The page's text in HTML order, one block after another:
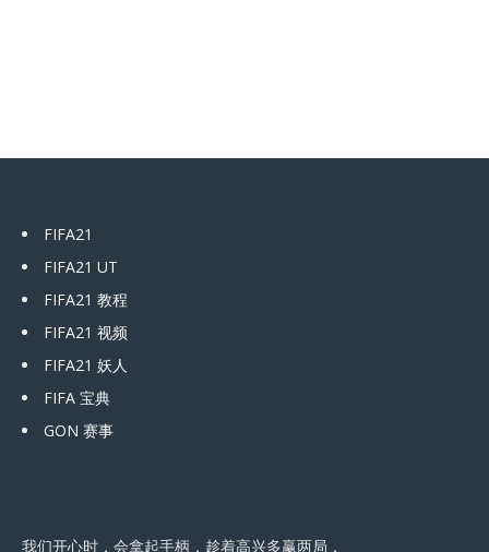
FIFA21
FIFA21 UT
FIFA21 教程
FIFA21 视频
FIFA21 妖人
FIFA 宝典
GON 赛事
我们开心时，会拿起手柄，趁着高兴多赢两局，